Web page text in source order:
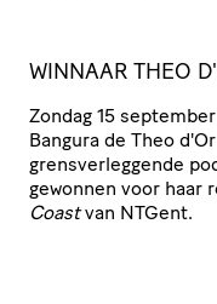
WINNAAR THEO
Zondag 15
Bangura de Theo
grensverleggende
gewonnen voor haar
Coastvan NTGent.